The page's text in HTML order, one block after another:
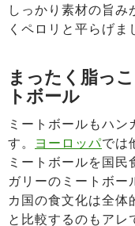
しっかり素材の旨
くペロリと平らげま
まったく脂っ
トボール
ミートボールもハ
す。 ヨーロッパでは
ミートボールを国
ガリーのミートボー
カ国の食文化は全体
と比較するのもア